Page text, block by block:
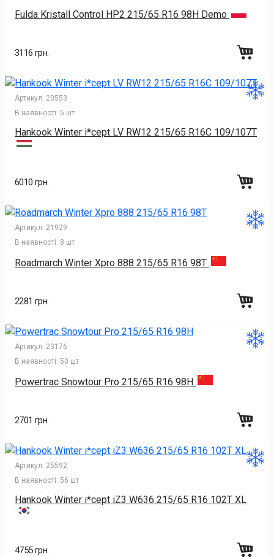
Fulda Kristall Control HP2 215/65 R16 98H Demo
3116 грн.
Артикул: 20553
В наявності: 5 шт
Hankook Winter i*cept LV RW12 215/65 R16C 109/107T
6010 грн.
Артикул: 21929
В наявності: 8 шт
Roadmarch Winter Xpro 888 215/65 R16 98T
2281 грн.
Артикул: 23176
В наявності: 50 шт
Powertrac Snowtour Pro 215/65 R16 98H
2701 грн.
Артикул: 25592
В наявності: 56 шт
Hankook Winter i*cept iZ3 W636 215/65 R16 102T XL
4755 грн.